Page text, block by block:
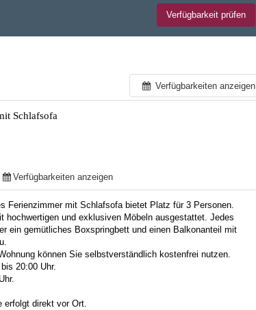
Verfügbarkeit prüfen
Verfügbarkeiten anzeigen
Schlafsofa
Verfügbarkeiten anzeigen
Ferienzimmer mit Schlafsofa bietet Platz für 3 Personen.
hochwertigen und exklusiven Möbeln ausgestattet. Jedes
ein gemütliches Boxspringbett und einen Balkonanteil mit
können Sie selbstverständlich kostenfrei nutzen.
20:00 Uhr.
erfolgt direkt vor Ort.